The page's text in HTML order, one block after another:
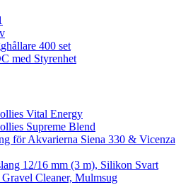
400 set
med Styrenhet
Vital Energy
Supreme Blend
för Akvarierna Siena 330 & Vicenza
12/16 mm (3 m), Silikon Svart
Cleaner, Mulmsug